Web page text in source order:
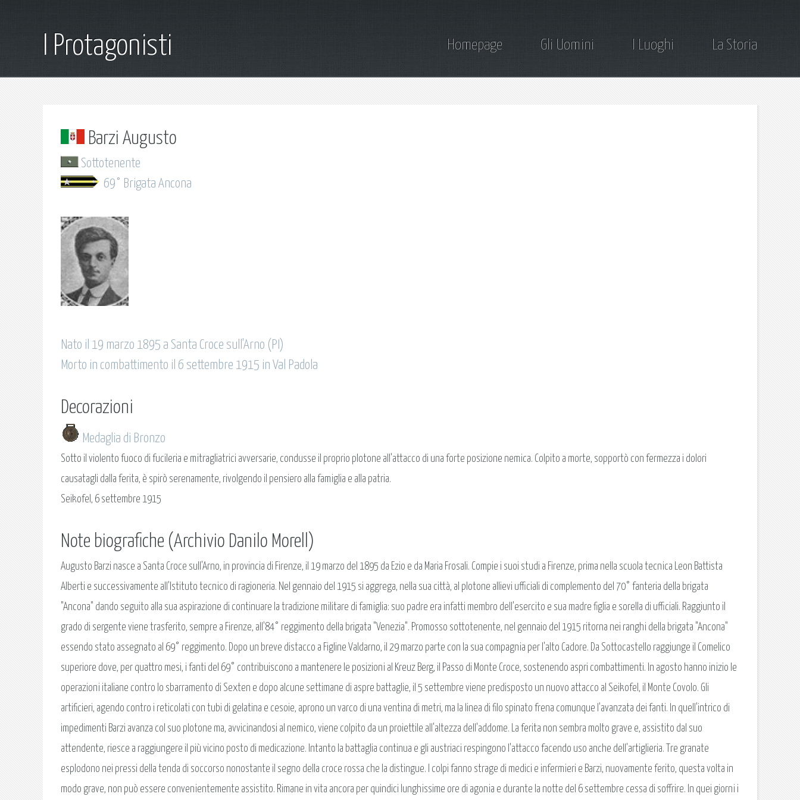
I Protagonisti Homepage Gli Uomini I Luoghi La Storia
Barzi Augusto
Sottotenente
69° Brigata Ancona
Nato il 19 marzo 1895 a Santa Croce sull'Arno (PI)
Morto in combattimento il 6 settembre 1915 in Val Padola
Decorazioni
Medaglia di Bronzo
Sotto il violento fuoco di fucileria e mitragliatrici avversarie, condusse il proprio plotone all'attacco di una forte posizione nemica. Colpito a morte, sopportò con fermezza i dolori
causatagli dalla ferita, è spirò serenamente, rivolgendo il pensiero alla famiglia e alla patria.
Seikofel, 6 settembre 1915
Note biografiche (Archivio Danilo Morell)
Augusto Barzi nasce a Santa Croce sull'Arno, in provincia di Firenze, il 19 marzo del 1895 da Ezio e da Maria Frosali. Compie i suoi studi a Firenze, prima nella scuola tecnica Leon Battista
Alberti e successivamente all'Istituto tecnico di ragioneria. Nel gennaio del 1915 si aggrega, nella sua città, al plotone allievi ufficiali di complemento del 70° fanteria della brigata
"Ancona" dando seguito alla sua aspirazione di continuare la tradizione militare di famiglia: suo padre era infatti membro dell'esercito e sua madre figlia e sorella di ufficiali. Raggiunto il
grado di sergente viene trasferito, sempre a Firenze, all'84° reggimento della brigata "Venezia". Promosso sottotenente, nel gennaio del 1915 ritorna nei ranghi della brigata "Ancona"
essendo stato assegnato al 69° reggimento. Dopo un breve distacco a Figline Valdarno, il 29 marzo parte con la sua compagnia per l'alto Cadore. Da Sottocastello raggiunge il Comelico
superiore dove, per quattro mesi, i fanti del 69° contribuiscono a mantenere le posizioni al Kreuz Berg, il Passo di Monte Croce, sostenendo aspri combattimenti. In agosto hanno inizio le
operazioni italiane contro lo sbarramento di Sexten e dopo alcune settimane di aspre battaglie, il 5 settembre viene predisposto un nuovo attacco al Seikofel, il Monte Covolo. Gli
artificieri, agendo contro i reticolati con tubi di gelatina e cesoie, aprono un varco di una ventina di metri, ma la linea di filo spinato frena comunque l'avanzata dei fanti. In quell'intrico di
impedimenti Barzi avanza col suo plotone ma, avvicinandosi al nemico, viene colpito da un proiettile all'altezza dell'addome. La ferita non sembra molto grave e, assistito dal suo
attendente, riesce a raggiungere il più vicino posto di medicazione. Intanto la battaglia continua e gli austriaci respingono l'attacco facendo uso anche dell'artiglieria. Tre granate
esplodono nei pressi della tenda di soccorso nonostante il segno della croce rossa che la distingue. I colpi fanno strage di medici e infermieri e Barzi, nuovamente ferito, questa volta in
modo grave, non può essere convenientemente assistito. Rimane in vita ancora per quindici lunghissime ore di agonia e durante la notte del 6 settembre cessa di soffrire. In quei giorni i